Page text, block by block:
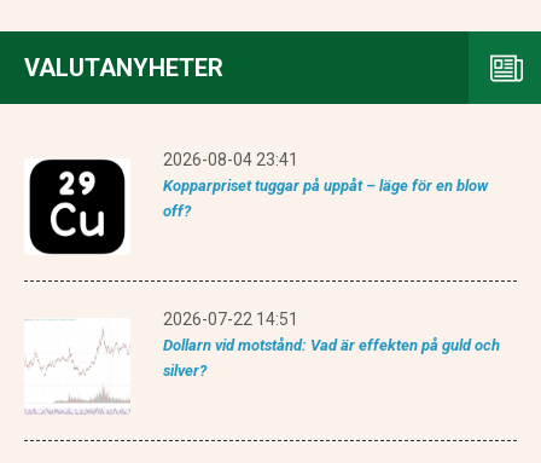
VALUTANYHETER
2026-08-04 23:41
Kopparpriset tuggar på uppåt – läge för en blow
off?
2026-07-22 14:51
Dollarn vid motstånd: Vad är effekten på guld och
silver?